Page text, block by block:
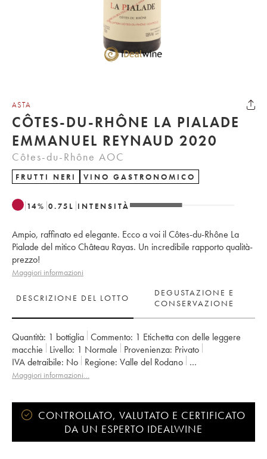
ASTA
CÔTES-DU-RHÔNE LA PIALADE
EMMANUEL REYNAUD 2020
Côtes-du-Rhône AOC
FRUTTI NERI VINO GASTRONOMICO
14% 0.75 L INTENSITÀ
Ampio, raffinato ed elegante. Ecco a voi il Côtes-du-Rhône La
Pialade del mitico Château Rayas. Un incredibile rapporto qualità-
prezzo!
Maggiori informazioni
DESCRIZIONE DEL LOTTO
DEGUSTAZIONE E
CONSERVAZIONE
Quantità: 1 bottiglia Commento: 1 Etichetta con delle leggere
macchie
Livello: 1 Normale Provenienza:
privato
IVA detraibile:
no Regione:
Valle del Rodano
Denominazione:
Côtes-du-Rhône
Maggiori informazioni…
CONTROLLATO, VALUTATO E CERTIFICATO
DA UN ESPERTO IDEALWINE